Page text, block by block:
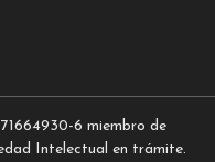
6 miembro de
Intelectual en trámite.